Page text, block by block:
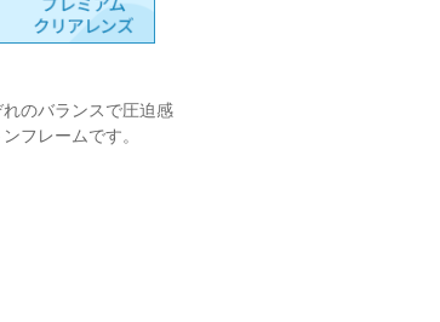
のバランスで圧迫感
フレームです。